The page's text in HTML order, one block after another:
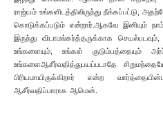
ராஜ்யம் உங்களிடத்திலிருந்து நீக்கப்பட்டு,
கொடுக்கப்படும் என்றார்.ஆகவே இனியும்
இருந்து விடாமல்கர்த்தருக்காக
உங்களையும், உங்கள் குடும்பத்தையும்
உங்களைஆசீர்வதித்துபயப்படாதே
பிரியமாயிருக்கிறார் என்ற
ஆசீர்வதிப்பாராக ஆமென்.